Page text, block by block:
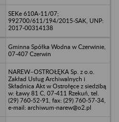
SEKe 610A-11/07;
992700/611/194/2015-SAK, UNP:
2017-00314138
Gminna Spółka Wodna w Czerwinie,
07-407 Czerwin
NAREW–OSTROŁĘKA Sp. z o.o.
Zakład Usług Archiwalnych i
Składnica Akt w Ostrołęce z siedzibą
w: Ławy 81 C, 07-411 Rzekuń, tel.
(29) 760-52-91, fax: (29) 760-57-34,
e-mail: archiwum-narew@o2.pl